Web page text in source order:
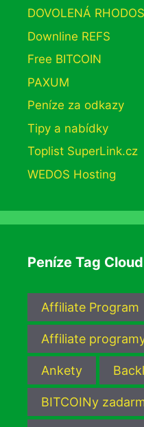
DOVOLENÁ RHODOS
Downline REFS
Free BITCOIN
PAXUM
Peníze za odkazy
Tipy a nabídky
Toplist SuperLink.cz
WEDOS Hosting
Peníze Tag Cloud
Affiliate Program
Affiliate
Ankety
BITCOINy